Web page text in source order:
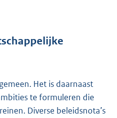
Het is daarnaast
te formuleren die
Diverse beleidsnota’s